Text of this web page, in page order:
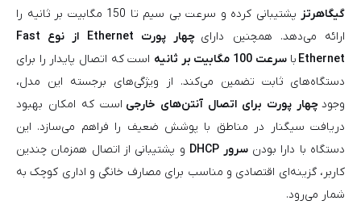
گیگاهرتز
پشتیبانی کرده و سرعت بی‌ سیم تا 150 مگابیت بر ثانیه را
ارائه می‌دهد. همچنین دارای
چهار پورت Ethernet از نوع Fast
Ethernet باسرعت 100 مگابیت بر ثانیه
است که اتصال پایدار را برای
دستگاه‌های ثابت تضمین می‌کند. از ویژگی‌های برجسته این مدل،
وجود چهار پورت برای اتصال آنتن‌های خارجی است که امکان بهبود
دریافت سیگنار در مناطق با پوشش ضعیف را فراهم می‌سازد. این
دستگاه با دارا بودنسرور DHCP
و پشتیبانی از اتصال همزمان چندین
کاربر، گزینه‌ای اقتصادی و مناسب برای مصارف خانگی و اداری کوچک به
شمار می‌رود.